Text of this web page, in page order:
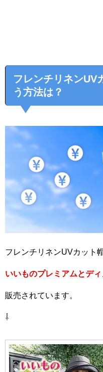
フレンチリネンUV
う方法は？
フレンチリネンUVカット
いいものプレミアムとデ
販売されています。
⇩